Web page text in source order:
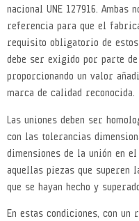
nacional UNE 127916.
referencia para que el
requisito obligatorio de estos
debe ser exigido por parte
proporcionando un valor
marca de calidad reconocida.
Las uniones deben ser
con las tolerancias
dimensiones de la unión en
aquellas piezas que superen
que se hayan hecho y
En estas condiciones, con